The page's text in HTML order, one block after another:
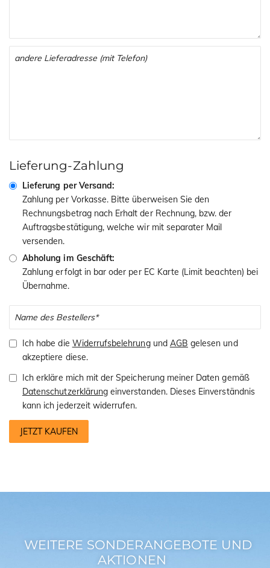
Lieferung-Zahlung
Lieferung per Versand:
Zahlung per Vorkasse. Bitte überweisen Sie den
Rechnungsbetrag nach Erhalt der Rechnung, bzw. der
Auftragsbestätigung, welche wir mit separater Mail
versenden.
Abholung im Geschäft:
Zahlung erfolgt in bar oder per EC Karte (Limit beachten) bei
Übernahme.
Ich habe die Widerrufsbelehrungund AGB gelesen und
akzeptiere diese.
Ich erkläre mich mit der Speicherung meiner Daten gemäß
Datenschutzerklärung einverstanden. Dieses Einverständnis
kann ich jederzeit widerrufen.
JETZT KAUFEN
WEITERE SONDERANGEBOTE UND
AKTIONEN